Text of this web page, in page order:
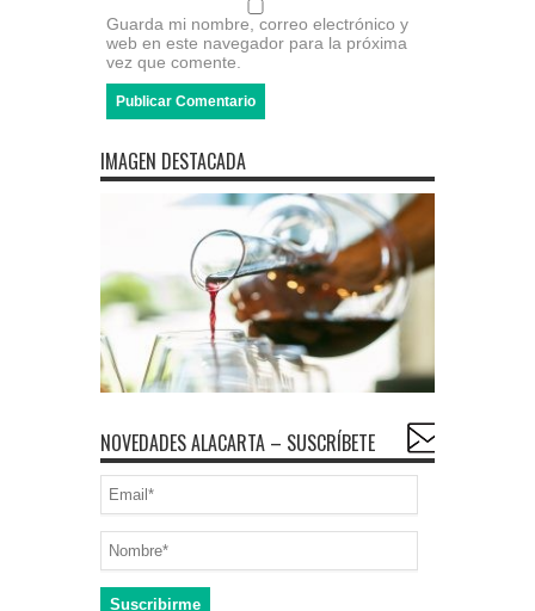
Guarda mi nombre, correo electrónico y
web en este navegador para la próxima
vez que comente.
IMAGEN DESTACADA
NOVEDADES ALACARTA – SUSCRÍBETE